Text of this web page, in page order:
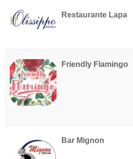
Restaurante Lapa
Friendly Flamingo
Bar Mignon